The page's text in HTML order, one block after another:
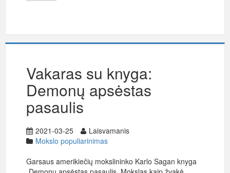
Vakaras su knyga:
Demonų apsėstas
pasaulis
2021-03-25
Laisvamanis
Mokslo populiarinimas
Garsaus amerikiečių mokslininko Karlo Sagan knyga